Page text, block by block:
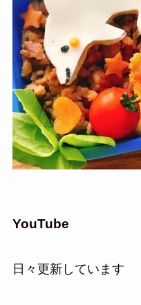
YouTube
日々更新しています